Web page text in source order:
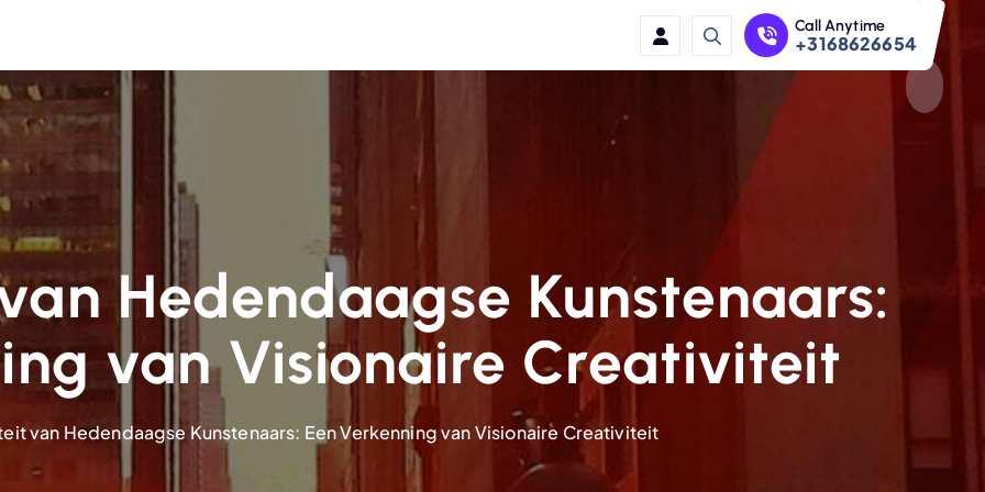
Call Anytime
+3168626654
Hedendaagse Kunstenaars:
van Visionaire Creativiteit
van Hedendaagse Kunstenaars: Een Verkenning van Visionaire Creativiteit